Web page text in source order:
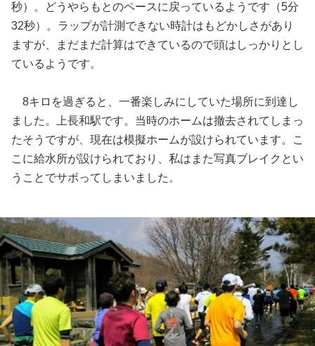
秒）。どうやらもとのペースに戻っているようです（5分
32秒）。ラップが計測できない時計はもどかしさがあり
ますが、まだまだ計算はできているので頭はしっかりとし
ているようです。
8キロを過ぎると、一番楽しみにしていた場所に到達し
ました。上長和駅です。当時のホームは撤去されてしまっ
たそうですが、現在は模擬ホームが設けられています。こ
こに給水所が設けられており、私はまた写真ブレイクとい
うことでサボってしまいました。